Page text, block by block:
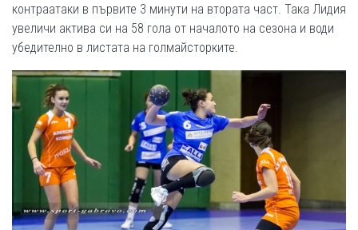
контраатаки в първите 3 минути на втората част. Така Лидия
увеличи актива си на 58 гола от началото на сезона и води
убедително в листата на голмайсторките.